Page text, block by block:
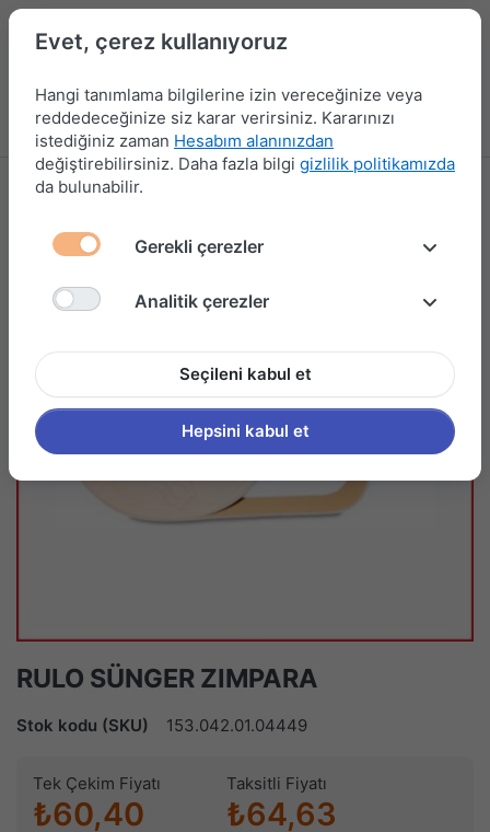
Menü Kampanyalar Yeni Ürünler Giriş yap
RULO SÜNGER ZIMPARA
Stok kodu (SKU) 153.042.01.04449
Tek Çekim Fiyatı
₺60,40
Taksitli Fiyatı
₺64,63
Evet, çerez kullanıyoruz
Hangi tanımlama bilgilerine izin vereceğinize veya
reddedeceğinize siz karar verirsiniz. Kararınızı
istediğiniz zaman Hesabım alanınızdan
değiştirebilirsiniz. Daha fazla bilgi gizlilik politikamızda
da bulunabilir.
Gerekli çerezler
Analitik çerezler
Seçileni kabul et
Hepsini kabul et